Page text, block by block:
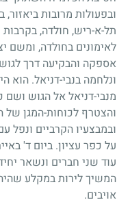
ובפעולות מרובות
תל-א-ריש, חולדה, בקרבות
לאימונים בחולדה, ומשם
אספקה והבקיעה דרך
ונלחמה בנבי-דניאל. הוא
מנבי-דניאל אל הגוש
והצטרף לכוחות-המגן
ובמבצעיו הקרביים
על כפר עציון. ביום ד'
עוד שני חברים ונשאר
המשיך לירות במקלע
אויבים.